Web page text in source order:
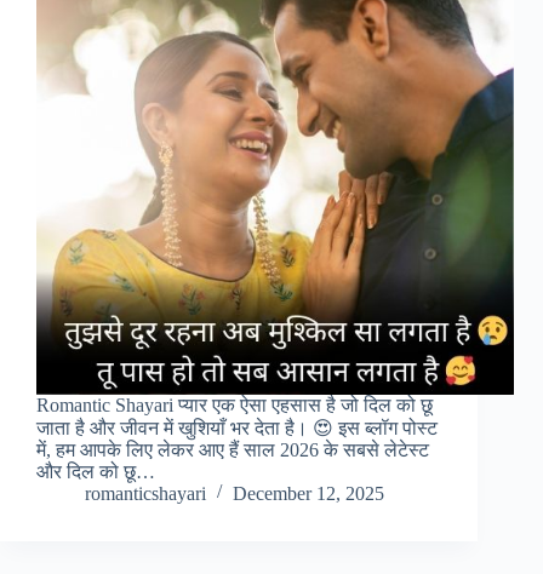
Romantic Shayari प्यार एक ऐसा एहसास है जो दिल को छू
जाता है और जीवन में खुशियाँ भर देता है। 😍 इस ब्लॉग पोस्ट
में, हम आपके लिए लेकर आए हैं साल 2026 के सबसे लेटेस्ट
और दिल को छू…
romanticshayari
December 12, 2025